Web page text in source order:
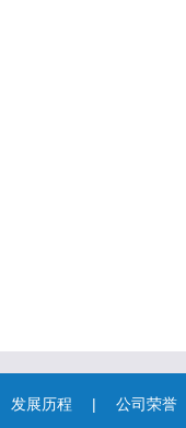
发展历程 | 公司荣誉